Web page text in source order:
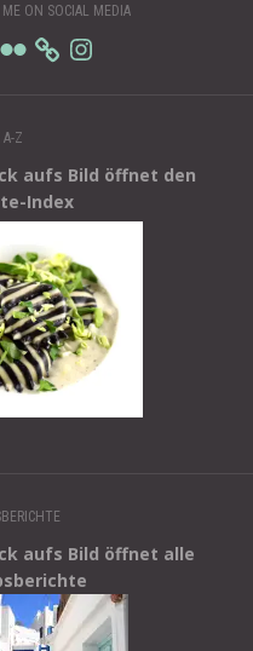
ON SOCIAL MEDIA
Flickr Instagram
A-Z
aufs Bild öffnet den
Index
aufs Bild öffnet alle